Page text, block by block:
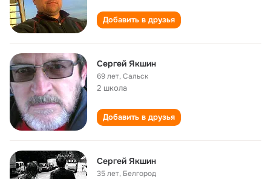
Добавить в друзья
Сергей Якшин
69 лет,Сальск
2 школа
Добавить в друзья
Сергей Якшин
35 лет, Белгород